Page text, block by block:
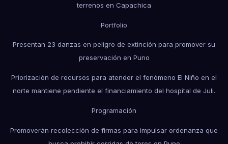
terrenos en Capachica
Portfolio
Presentan 23 danzas en peligro de extinción para promover su
preservación en Puno
Priorización de recursos para atender el fenómeno El Niño en el
norte mantiene pendiente el financiamiento del hospital de Juli.
Programación
Promoverán recolección de firmas para impulsar ordenanza que